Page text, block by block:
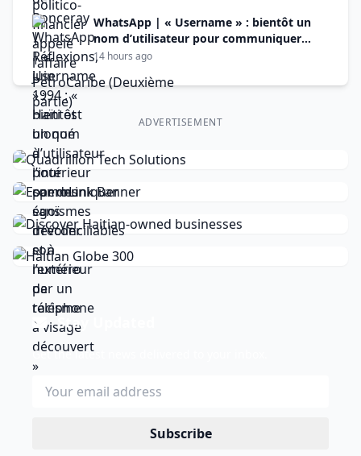
découvert »
WhatsApp | « Username » : bientôt un
nom d’utilisateur pour communiquer
sans dévoiler son numéro de téléphone
14 hours ago
ADVERTISEMENT
Stay Updated
Get the latest news delivered to your inbox.
Subscribe